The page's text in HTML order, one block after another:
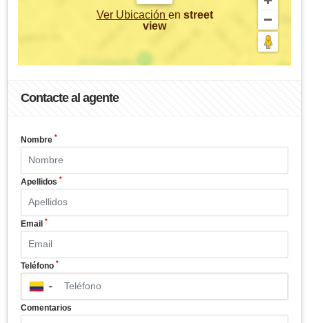
Ver Ubicación en street
view
Contacte al agente
Nombre *
Apellidos *
Email *
Teléfono *
▼
Comentarios